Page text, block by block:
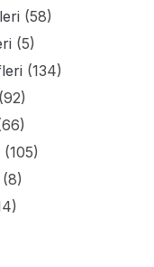
(58)
(5)
(134)
(92)
(105)
(8)